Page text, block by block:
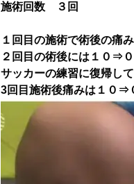
施術回数 ３回
１回目の施術で術後の痛
２回目の術後には１０⇒
サッカーの練習に復帰し
3回目施術後痛みは１０⇒